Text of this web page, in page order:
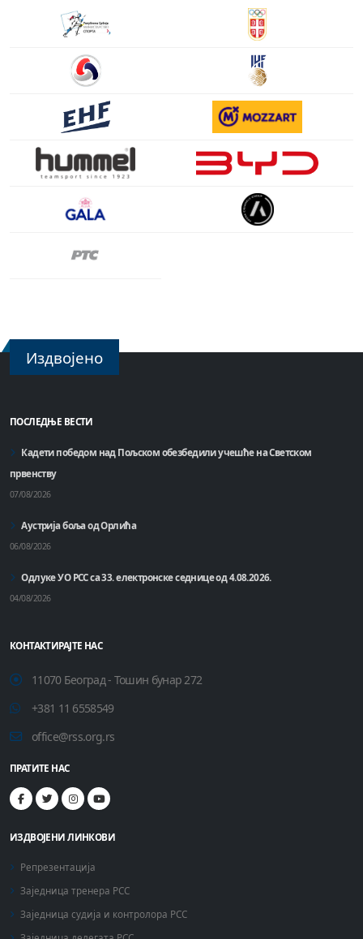
Издвојено
ПОСЛЕДЊЕ ВЕСТИ
Кадети победом над Пољском обезбедили учешће на Светском
првенству
07/08/2026
Аустрија боља од Орлића
06/08/2026
Одлуке УО РСС са 33. електронске седнице од 4.08.2026.
04/08/2026
КОНТАКТИРАЈТЕ НАС
11070 Београд - Тошин бунар 272
+381 11 6558549
office@rss.org.rs
ПРАТИТЕ НАС
ИЗДВОЈЕНИ ЛИНКОВИ
Репрезентација
Заједница тренера РСС
Заједница судија и контролора РСС